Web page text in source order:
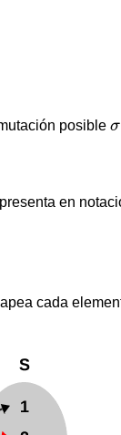
posible σ
σ
en
cada